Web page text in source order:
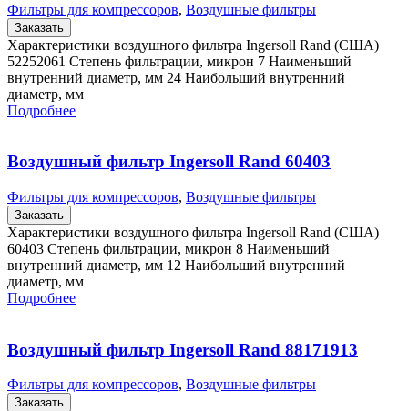
Фильтры для компрессоров, Воздушные фильтры
Заказать
Характеристики воздушного фильтра Ingersoll Rand (США)
52252061 Степень фильтрации, микрон 7 Наименьший
внутренний диаметр, мм 24 Наибольший внутренний
диаметр, мм
Подробнее
Воздушный фильтр Ingersoll Rand 60403
Фильтры для компрессоров, Воздушные фильтры
Заказать
Характеристики воздушного фильтра Ingersoll Rand (США)
60403 Степень фильтрации, микрон 8 Наименьший
внутренний диаметр, мм 12 Наибольший внутренний
диаметр, мм
Подробнее
Воздушный фильтр Ingersoll Rand 88171913
Фильтры для компрессоров, Воздушные фильтры
Заказать